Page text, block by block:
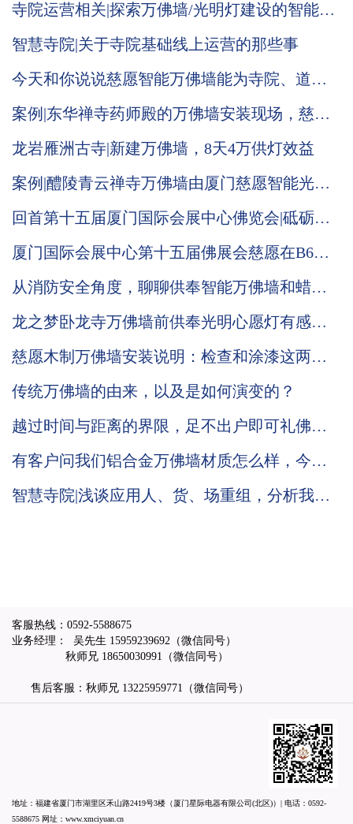
寺院运营相关|探索万佛墙/光明灯建设的智能化
智慧寺院|关于寺院基础线上运营的那些事
今天和你说说慈愿智能万佛墙能为寺院、道观
案例|东华禅寺药师殿的万佛墙安装现场，慈愿
龙岩雁洲古寺|新建万佛墙，8天4万供灯效益
案例|醴陵青云禅寺万佛墙由厦门慈愿智能光明
回首第十五届厦门国际会展中心佛览会|砥砺奋
厦门国际会展中心第十五届佛展会慈愿在B6区
从消防安全角度，聊聊供奉智能万佛墙和蜡烛
龙之梦卧龙寺万佛墙前供奉光明心愿灯有感：
慈愿木制万佛墙安装说明：检查和涂漆这两步
传统万佛墙的由来，以及是如何演变的？
越过时间与距离的界限，足不出户即可礼佛敬
有客户问我们铝合金万佛墙材质怎么样，今天
智慧寺院|浅谈应用人、货、场重组，分析我们
客服热线： 0592-5588675
业务经理： 吴先生 15959239692 （微信同号）
秋师兄 18650030991 （微信同号）
售后客服：秋师兄 13225959771 （微信同号）
地址：福建省厦门市湖里区禾山路2419号3楼（厦门星际电器有限公司(北区)）| 电话： 0592-
5588675 网址： www.xmciyuan.cn